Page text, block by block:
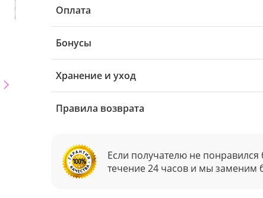
Оплата
Бонусы
Хранение и уход
Правила возврата
Если получателю не
течение 24 часов и мы заменим